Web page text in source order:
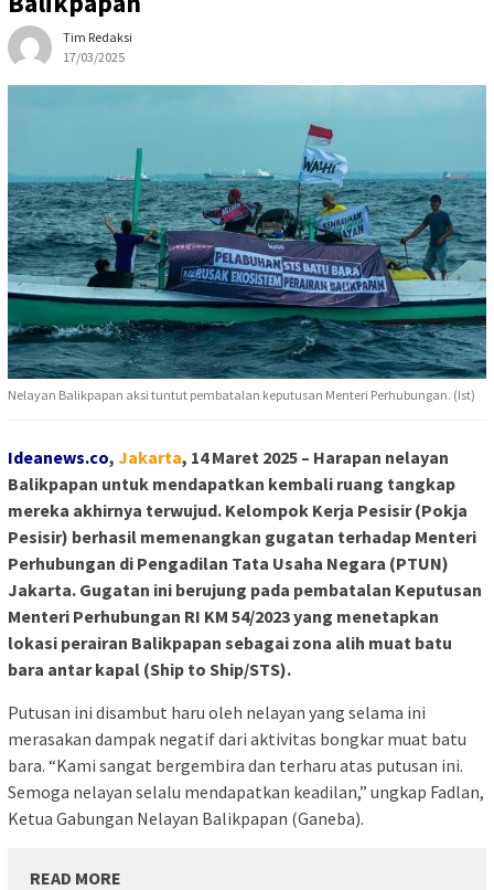
Tim Redaksi
17/03/2025
Nelayan Balikpapan aksi tuntut pembatalan keputusan Menteri Perhubungan. (Ist)
Ideanews.co, Jakarta, 14 Maret 2025 – Harapan nelayan
Balikpapan untuk mendapatkan kembali ruang tangkap
mereka akhirnya terwujud. Kelompok Kerja Pesisir (Pokja
Pesisir) berhasil memenangkan gugatan terhadap Menteri
Perhubungan di Pengadilan Tata Usaha Negara (PTUN)
Jakarta. Gugatan ini berujung pada pembatalan Keputusan
Menteri Perhubungan RI KM 54/2023 yang menetapkan
lokasi perairan Balikpapan sebagai zona alih muat batu
bara antar kapal (Ship to Ship/STS).
Putusan ini disambut haru oleh nelayan yang selama ini
merasakan dampak negatif dari aktivitas bongkar muat batu
bara. “Kami sangat bergembira dan terharu atas putusan ini.
Semoga nelayan selalu mendapatkan keadilan,” ungkap Fadlan,
Ketua Gabungan Nelayan Balikpapan (Ganeba).
READ MORE